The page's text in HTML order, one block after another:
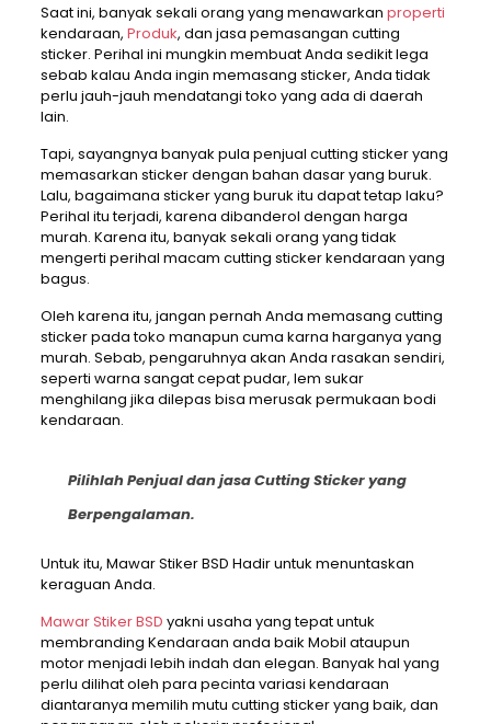
Saat ini, banyak sekali orang yang menawarkan properti
kendaraan, Produk, dan jasa pemasangan cutting
sticker. Perihal ini mungkin membuat Anda sedikit lega
sebab kalau Anda ingin memasang sticker, Anda tidak
perlu jauh-jauh mendatangi toko yang ada di daerah
lain.
Tapi, sayangnya banyak pula penjual cutting sticker yang
memasarkan sticker dengan bahan dasar yang buruk.
Lalu, bagaimana sticker yang buruk itu dapat tetap laku?
Perihal itu terjadi, karena dibanderol dengan harga
murah. Karena itu, banyak sekali orang yang tidak
mengerti perihal macam cutting sticker kendaraan yang
bagus.
Oleh karena itu, jangan pernah Anda memasang cutting
sticker pada toko manapun cuma karna harganya yang
murah. Sebab, pengaruhnya akan Anda rasakan sendiri,
seperti warna sangat cepat pudar, lem sukar
menghilang jika dilepas bisa merusak permukaan bodi
kendaraan.
Pilihlah Penjual dan jasa Cutting Sticker yang
Berpengalaman.
Untuk itu, Mawar Stiker BSD Hadir untuk menuntaskan
keraguan Anda.
Mawar Stiker BSD yakni usaha yang tepat untuk
membranding Kendaraan anda baik Mobil ataupun
motor menjadi lebih indah dan elegan. Banyak hal yang
perlu dilihat oleh para pecinta variasi kendaraan
diantaranya memilih mutu cutting sticker yang baik, dan